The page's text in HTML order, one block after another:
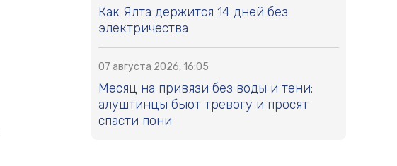
Как Ялта держится 14 дней без
электричества
07 августа 2026, 16:05
Месяц на привязи без воды и тени:
алуштинцы бьют тревогу и просят
спасти пони